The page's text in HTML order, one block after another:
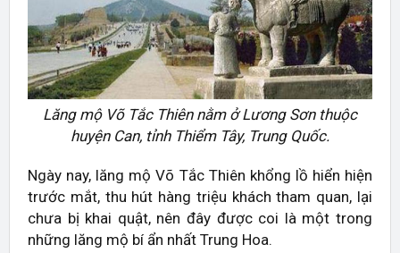
Lăng mộ Võ Tắc Thiên nằm ở Lương Sơn thuộc
huyện Can, tỉnh Thiểm Tây, Trung Quốc.
Ngày nay, lăng mộ Võ Tắc Thiên khổng lồ hiển hiện
trước mắt, thu hút hàng triệu khách tham quan, lại
chưa bị khai quật, nên đây được coi là một trong
những lăng mộ bí ẩn nhất Trung Hoa.